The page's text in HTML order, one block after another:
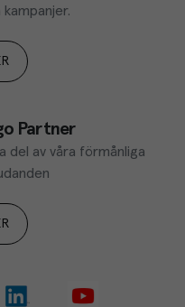
Partner
del av våra förmånliga